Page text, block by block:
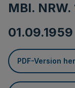
MBl.
01.09.1959
PDF-Version